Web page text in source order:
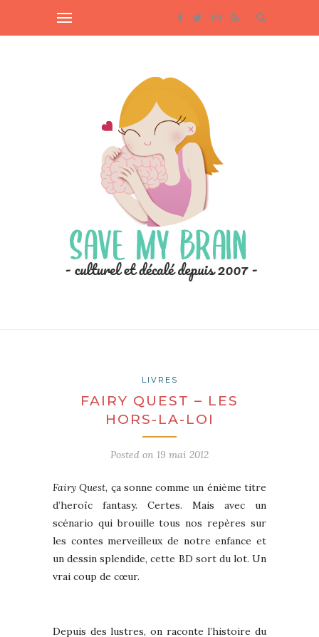
LIVRES
FAIRY QUEST – LES
HORS-LA-LOI
Posted on 19 mai 2012
Fairy Quest, ça sonne comme un énième titre
d’heroïc fantasy. Certes. Mais avec un
scénario qui brouille tous nos repères sur
les contes merveilleux de notre enfance et
un dessin splendide, cette BD sort du lot. Un
vrai coup de cœur.
Depuis des lustres, on raconte l’histoire du